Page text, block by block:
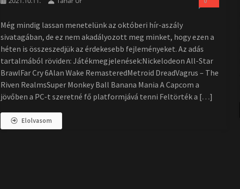
Még mindig lassan menetelünk az októberi hír-aszály
sivatagában, de ez nem akadályozott meg minket, hogy ezen a
héten is összeszedjük az érdekesebb fejleményeket. Az adás
tartalmából röviden: Játékmegjelenések:Nickelodeon All-Star
BrawlFar Cry 6Alan Wake RemasteredMetroid DreadVagrus – The
Riven RealmsSuper Monkey Ball Banana Mania A Capcom a
jövőben a PC-t szeretné fő platformjává tenni Feltörték a […]
Elolvasom